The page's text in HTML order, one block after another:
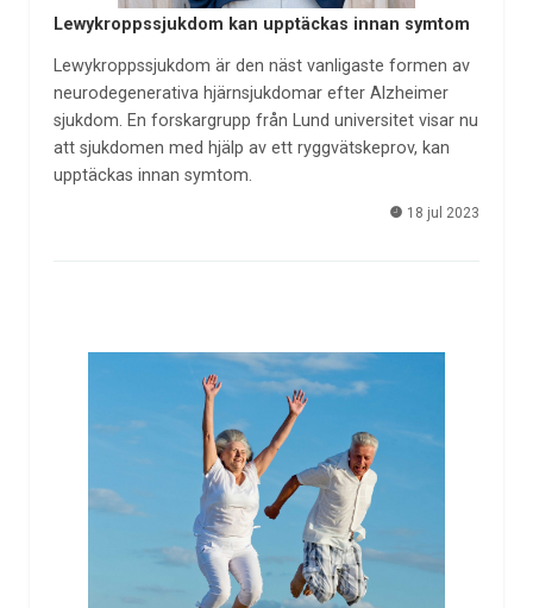
Lewykroppssjukdom kan upptäckas innan symtom
Lewykroppssjukdom är den näst vanligaste formen av
neurodegenerativa hjärnsjukdomar efter Alzheimer
sjukdom. En forskargrupp från Lund universitet visar nu
att sjukdomen med hjälp av ett ryggvätskeprov, kan
upptäckas innan symtom.
18 jul 2023